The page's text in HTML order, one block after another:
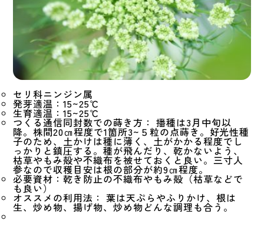
セリ科ニンジン属
発芽適温：15~25℃
生育適温：15~25℃
つくる通信同封数での蒔き方： 播種は3月中旬以
降。株間20㎝程度で1箇所3~５粒の点蒔き。好光性種
子のため、土かけは種に薄く、土がかかる程度でし
っかりと鎮圧する。種が飛んだり、乾かないよう、
枯草やもみ殻や不織布を被せておくと良い。三寸人
参なので収穫目安は根の部分が約9㎝程度。
必要資材：乾き防止の不織布やもみ殻（枯草などで
も良い）
オススメの利用法： 葉は天ぷらやふりかけ、根は
生、炒め物、揚げ物、炒め物どんな調理も合う。